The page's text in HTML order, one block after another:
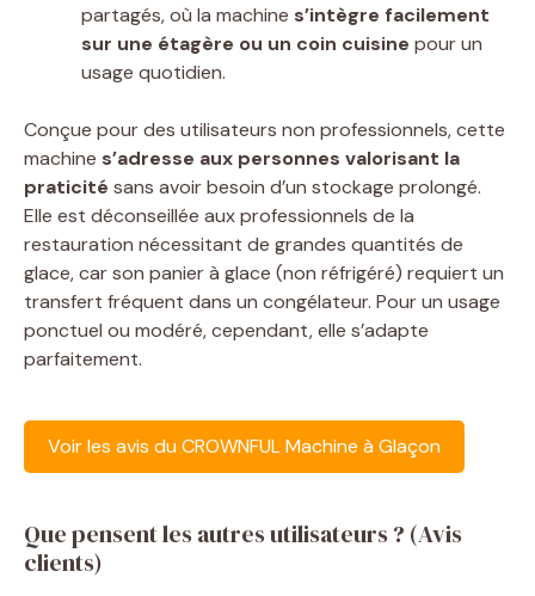
partagés, où la machine s’intègre facilement
sur une étagère ou un coin cuisine pour un
usage quotidien.
Conçue pour des utilisateurs non professionnels, cette
machine s’adresse aux personnes valorisant la
praticité sans avoir besoin d’un stockage prolongé.
Elle est déconseillée aux professionnels de la
restauration nécessitant de grandes quantités de
glace, car son panier à glace (non réfrigéré) requiert un
transfert fréquent dans un congélateur. Pour un usage
ponctuel ou modéré, cependant, elle s’adapte
parfaitement.
Voir les avis du CROWNFUL Machine à Glaçon
Que pensent les autres utilisateurs ? (Avis
clients)